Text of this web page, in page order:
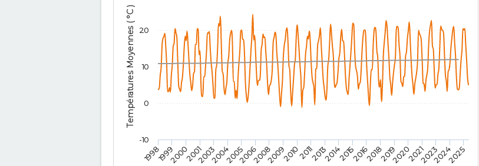
Températures Moyennes ( °C )
1998 2014
199920002001200320042005200620082009201020112013 201520162018201920202021202320242025
-10
0
10
20